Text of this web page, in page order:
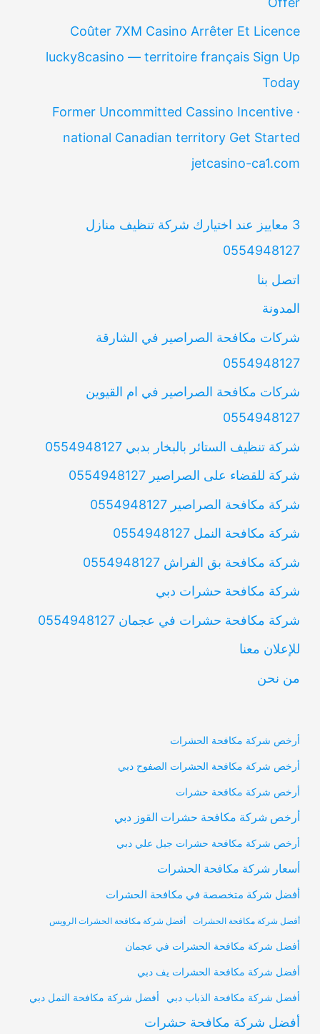
Coûter 7XM Casino Arrêter Et Licence
lucky8casino — territoire français Sign Up
Today
Former Uncommitted Cassino Incentive ·
national Canadian territory Get Started
jetcasino-ca1.com
3 معاييز عند اختيارك شركة تنظيف منازل
0554948127
اتصل بنا
المدونة
شركات مكافحة الصراصير في الشارقة
0554948127
شركات مكافحة الصراصير في ام القيوين
0554948127
شركة تنظيف الستائر بالبخار بدبي 0554948127
شركة للقضاء على الصراصير 0554948127
شركة مكافحة الصراصير 0554948127
شركة مكافحة النمل 0554948127
شركة مكافحة بق الفراش 0554948127
شركة مكافحة حشرات دبي
شركة مكافحة حشرات في عجمان 0554948127
للإعلان معنا
من نحن
أرخص شركة مكافحة الحشرات
أرخص شركة مكافحة الحشرات الصفوح دبي
أرخص شركة مكافحة حشرات
أرخص شركة مكافحة حشرات القوز دبي
أرخص شركة مكافحة حشرات جبل علي دبي
أسعار شركة مكافحة الحشرات
أفضل شركة متخصصة في مكافحة الحشرات
أفضل شركة مكافحة الحشرات أفضل شركة مكافحة الحشرات الرويس
أفضل شركة مكافحة الحشرات في عجمان
أفضل شركة مكافحة الحشرات يف دبي
أفضل شركة مكافحة الذباب دبي أفضل شركة مكافحة النمل دبي
أفضل شركة مكافحة حشرات